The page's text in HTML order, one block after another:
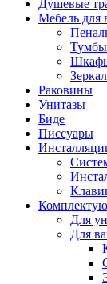
Душевые
Мебель для
Тумбы
Раковины
Унитазы
Биде
Писсуары
Для
Для